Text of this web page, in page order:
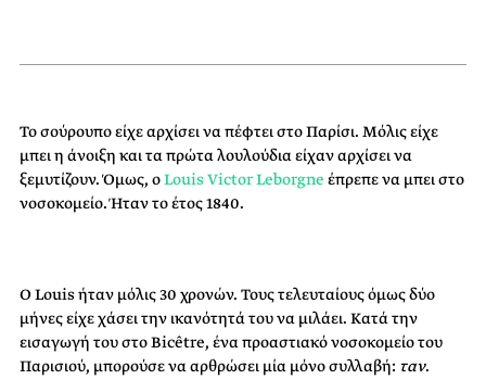
Το σούρουπο είχε αρχίσει να πέφτει στο Παρίσι. Μόλις είχε
μπει η άνοιξη και τα πρώτα λουλούδια είχαν αρχίσει να
ξεμυτίζουν. Όμως, οLouisVictorLeborgne έπρεπε να μπει στο
νοσοκομείο. Ήταν το έτος 1840.
ΟLouisήταν μόλις 30 χρονών. Τους τελευταίους όμως δύο
μήνεςείχε χάσει την ικανότητά του να μιλάει. Κατά την
εισαγωγή του στο Bicêtre, ένα προαστιακό νοσοκομείο του
Παρισιού, μπορούσε να αρθρώσει μία μόνο συλλαβή: ταν.